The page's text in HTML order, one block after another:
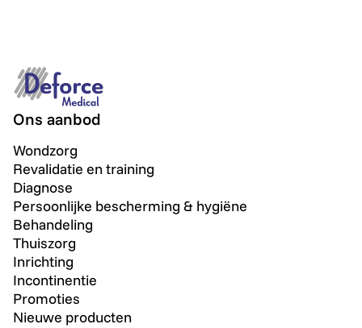
Ons aanbod
Wondzorg
Revalidatie en training
Diagnose
Persoonlijke bescherming & hygiëne
Behandeling
Thuiszorg
Inrichting
Incontinentie
Promoties
Nieuwe producten